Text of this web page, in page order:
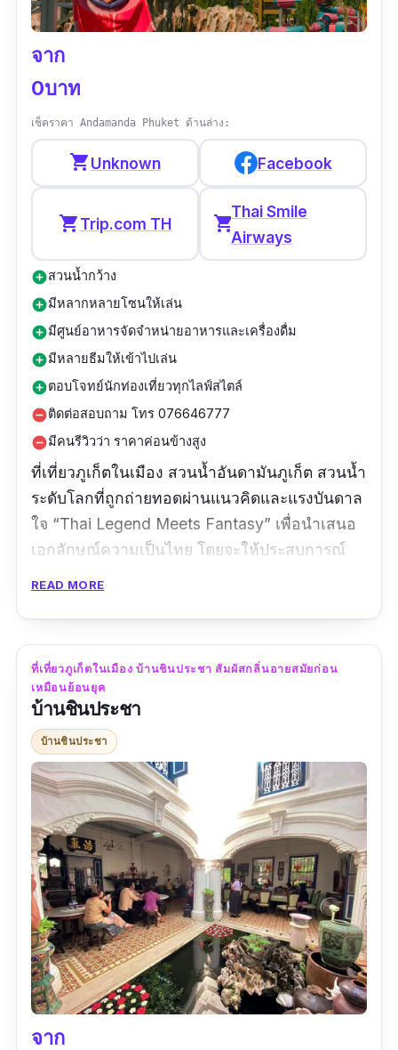
พิกัด Google map :
https://goo.gl/maps/kpQ87LrZKVAxi1vq5?
coh=178571&entry=tt
เวลาทำการ : เปิดทุกวัน 09:00–17:30 น.
สวนสัตว์/เสือ
รีวิว : “เพลิดเพลินมากที่ได้มาชมเสือที่นี่ มีเสือให้
เลือกชมหลายแบบ กิจกรรมที่นี่มีความสนุกสนาน
รวมทั้งได้ถ่ายภาพกับเสือด้วย ถ้าหากหิว ที่นี่ก็มี
อาหารและเครื่องดื่มไว้ให้ทาน”
จาก
0บาท
เช็คราคา Andamanda Phuket ด้านล่าง:
shopping_cartUnknown Facebook
shopping_cartTrip.com TH shopping_cart
Thai Smile
Airways
add_circleสวนน้ำกว้าง
add_circleมีหลากหลายโซนให้เล่น
add_circleมีศูนย์อาหารจัดจำหน่ายอาหารและเครื่องดื่ม
add_circleมีหลายธีมให้เข้าไปเล่น
add_circleตอบโจทย์นักท่องเที่ยวทุกไลฟ์สไตล์
remove_circleติดต่อสอบถาม โทร 076646777
remove_circleมีคนรีวิวว่า ราคาค่อนข้างสูง
ที่เที่ยวภูเก็ตในเมือง สวนน้ำอันดามันภูเก็ต สวนน้ำ
ระดับโลกที่ถูกถ่ายทอดผ่านแนวคิดและแรงบันดาล
ใจ “Thai Legend Meets Fantasy” เพื่อนำเสนอ
เอกลักษณ์ความเป็นไทย โดยจะให้ประสบการณ์
บริการ เพราะสะดวกในการเดินทาง ราคาไม่แพง
มีอุปกรณ์การเล่นหลายชนิด แนะนำให้มาเป็นกลุ่ม
หรือ ครอบครัว จะได้เล่นเครื่องเล่นต่าง ๆครบค่ะ
เพราะว่าเครื่องเล่นบางชนิดต้องมีคนเล่น 3-6 คน
จึงจะสามารถเล่นได้ แต่ก็มีบางชนิดสามารถเล่น
คนเดียวได้ สามารถเพลิดเพลินกับมีทะเลเทียม , มี
เขาตะปูจำลอง และกิจกรรมอื่น ๆ อีก มาเที่ยวที่นี่
รับรองสนุกสนานมาก
ข้อมูลเฉพาะ
พิกัด Google map :
https://goo.gl/maps/Rc6z6qDDf67xPUz89
?coh=178571&entry=tt
เวลาทำการ :
READ MORE
ที่เที่ยวภูเก็ตในเมือง บ้านชินประชา สัมผัสกลิ่นอายสมัยก่อน
เหมือนย้อนยุค
บ้านชินประชา
บ้านชินประชา
จาก